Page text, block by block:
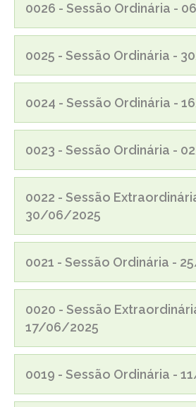
0026 - Sessão Ordinária -
0025 - Sessão Ordinária -
0024 - Sessão Ordinária -
0023 - Sessão Ordinária -
0022 - Sessão
30/06/2025
0021 - Sessão Ordinária -
0020 - Sessão
17/06/2025
0019 - Sessão Ordinária -